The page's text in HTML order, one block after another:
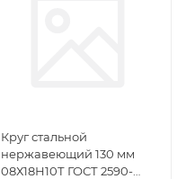
Круг стальной
нержавеющий 130 мм
08Х18Н10Т ГОСТ 2590-